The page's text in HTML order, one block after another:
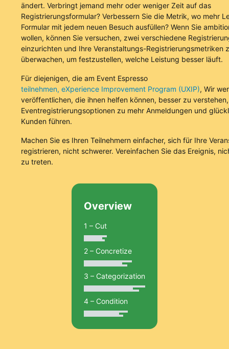
ändert. Verbringt jemand mehr oder weniger Zeit auf das
Registrierungsformular? Verbessern Sie die Metrik, wo mehr
Formular mit jedem neuen Besuch ausfüllen? Wenn Sie
wollen, können Sie versuchen, zwei verschiedene
einzurichten und Ihre Veranstaltungs-Registrierungsmetriken
überwachen, um festzustellen, welche Leistung besser läuft.
Für diejenigen, die am Event Espresso
teilnehmen, eXperience Improvement Program (UXIP), Wir
veröffentlichen, die ihnen helfen können, besser zu
Eventregistrierungsoptionen zu mehr Anmeldungen und
Kunden führen.
Machen Sie es Ihren Teilnehmern einfacher, sich für Ihre
registrieren, nicht schwerer. Vereinfachen Sie das Ereignis,
zu treten.
Overview
1 – Cut
2 – Concretize
3 – Categorization
4 – Condition